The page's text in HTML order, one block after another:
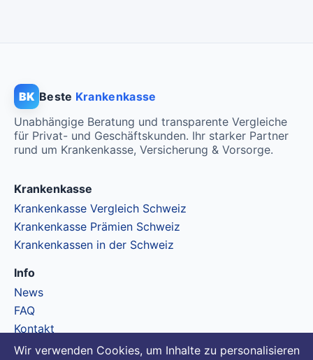
BK Beste Krankenkasse
Unabhängige Beratung und transparente Vergleiche
für Privat- und Geschäftskunden. Ihr starker Partner
rund um Krankenkasse, Versicherung & Vorsorge.
Krankenkasse
Krankenkasse Vergleich Schweiz
Krankenkasse Prämien Schweiz
Krankenkassen in der Schweiz
Info
News
FAQ
Kontakt
Wir verwenden Cookies, um Inhalte zu personalisieren